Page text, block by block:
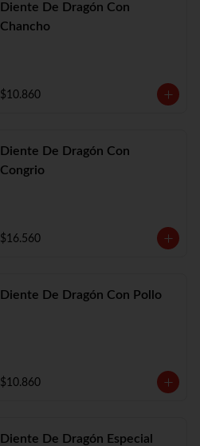
Diente De Dragón Con
Chancho
$10.860
Diente De Dragón Con
Congrio
$16.560
Diente De Dragón Con Pollo
$10.860
Diente De Dragón Especial